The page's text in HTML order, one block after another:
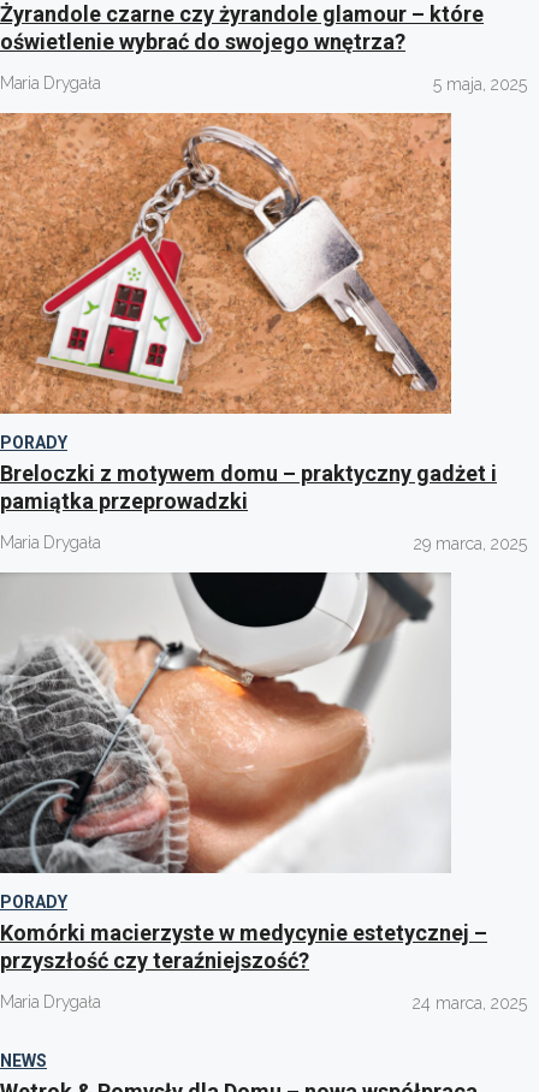
Żyrandole czarne czy żyrandole glamour – które
oświetlenie wybrać do swojego wnętrza?
Maria Drygała 5 maja, 2025
PORADY
Breloczki z motywem domu – praktyczny gadżet i
pamiątka przeprowadzki
Maria Drygała 29 marca, 2025
PORADY
Komórki macierzyste w medycynie estetycznej –
przyszłość czy teraźniejszość?
Maria Drygała 24 marca, 2025
NEWS